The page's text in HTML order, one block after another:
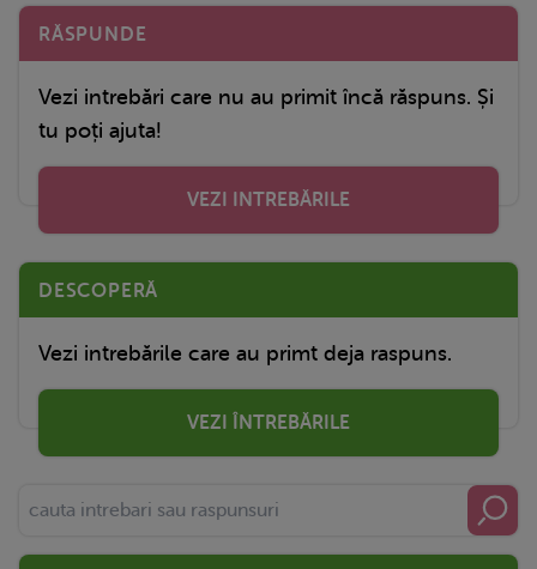
RĂSPUNDE
Vezi intrebări care nu au primit încă răspuns. Și
tu poți ajuta!
VEZI INTREBĂRILE
DESCOPERĂ
Vezi intrebările care au primt deja raspuns.
VEZI ÎNTREBĂRILE